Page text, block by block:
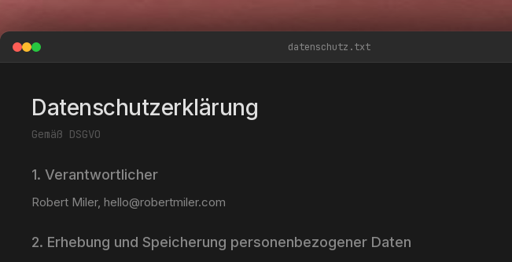
datenschutz.txt
Datenschutzerklärung
Gemäß DSGVO
1. Verantwortlicher
Robert Miler, hello@robertmiler.com
2. Erhebung und Speicherung personenbezogener Daten